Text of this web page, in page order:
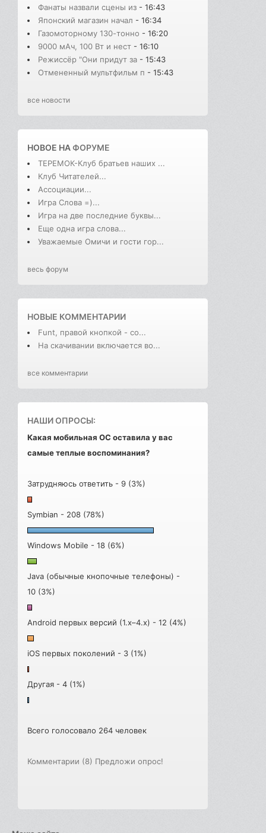
Фанаты назвали сцены из - 16:43
Японский магазин начал - 16:34
Газомоторному 130-тонно - 16:20
9000 мАч, 100 Вт и нест - 16:10
Режиссёр "Они придут за - 15:43
Отмененный мультфильм п - 15:43
все новости
НОВОЕ НАФОРУМЕ
ТЕРЕМОК-Клуб братьев наших ...
Клуб Читателей...
Ассоциации...
Игра Слова =)...
Игра на две последние буквы...
Еще одна игра слова...
Уважаемые Омичи и гости гор...
весь форум
НОВЫЕ КОММЕНТАРИИ
Funt, правой кнопкой - со...
На скачивании включается во...
все комментарии
НАШИ ОПРОСЫ:
Какая мобильная ОС оставила у вас
самые теплые воспоминания?
Затрудняюсь ответить - 9 (3%)
Symbian - 208 (78%)
Windows Mobile - 18 (6%)
Java (обычные кнопочные телефоны) -
10 (3%)
Android первых версий (1.x–4.x) - 12 (4%)
iOS первых поколений - 3 (1%)
Другая - 4 (1%)
Всего голосовало 264 человек
Комментарии (8) Предложи опрос!